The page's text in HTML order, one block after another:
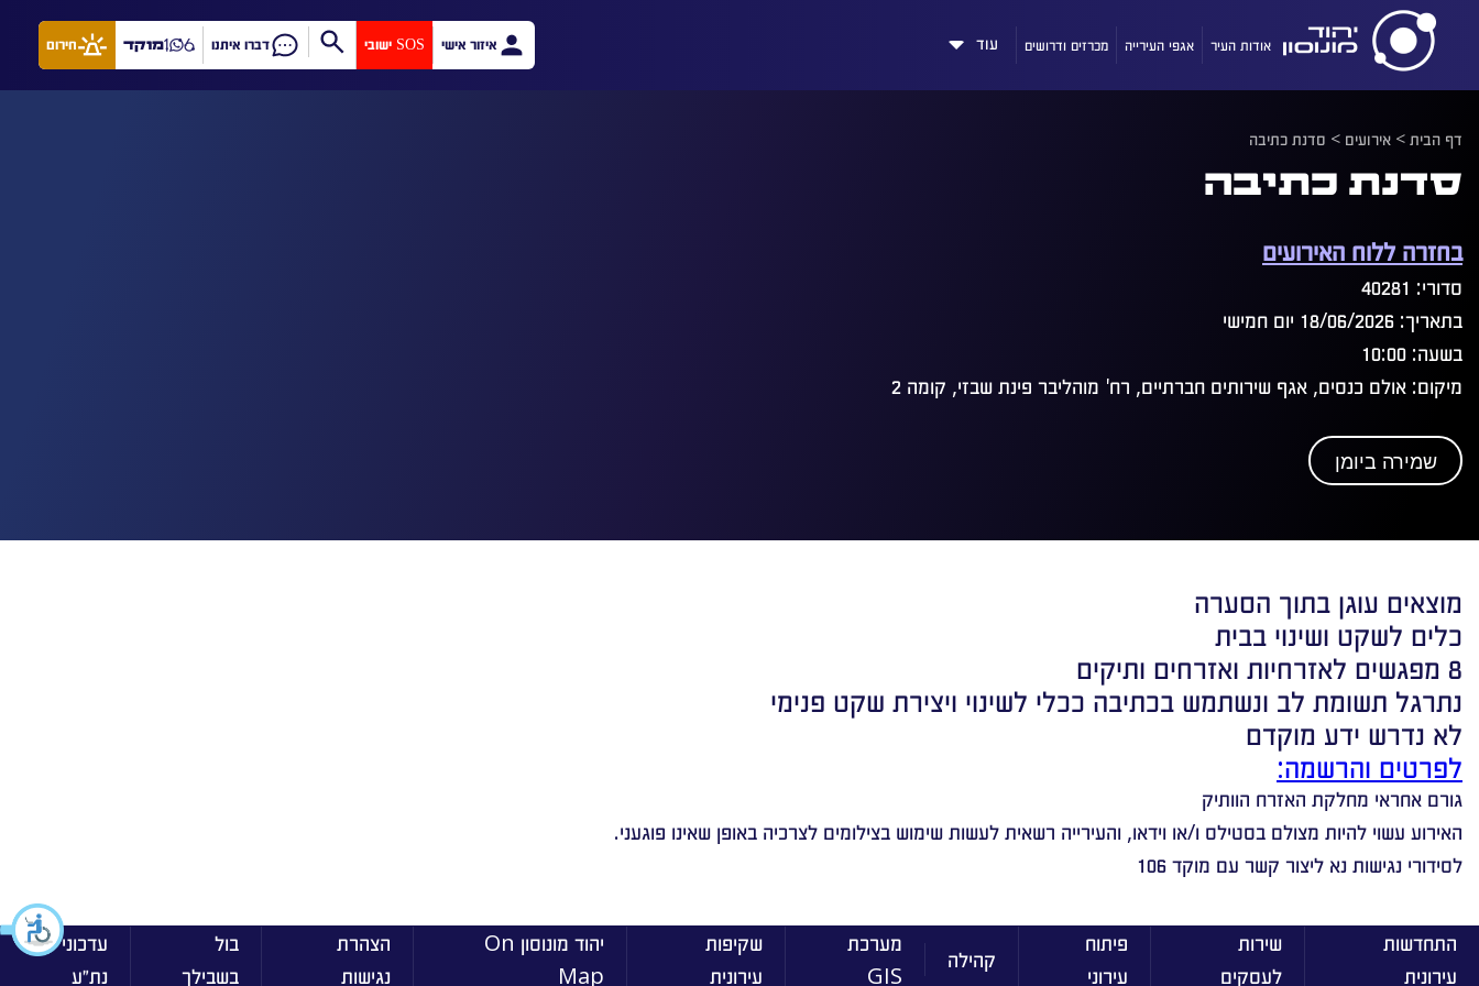
אודות העיר אגפי העירייה מכרזים ודרושים עוד איזור אישי SOS ישובי דברו איתנו מוקד חירום
דף הבית> אירועים > סדנת כתיבה
סדנת כתיבה
בחזרה ללוח האירועים
סדורי: 40281
בתאריך: 18/06/2026 יום חמישי
בשעה: 10:00
מיקום: אולם כנסים, אגף שירותים חברתיים, רח' מוהליבר פינת שבזי, קומה 2
שמירה ביומן
מוצאים עוגן בתוך הסערה
כלים לשקט ושינוי בבית
8 מפגשים לאזרחיות ואזרחים ותיקים
נתרגל תשומת לב ונשתמש בכתיבה ככלי לשינוי ויצירת שקט פנימי
לא נדרש ידע מוקדם
לפרטים והרשמה:
גורם אחראי מחלקת האזרח הוותיק
האירוע עשוי להיות מצולם בסטילס ו/או וידאו, והעירייה רשאית לעשות שימוש בצילומים לצרכיה באופן שאינו פוגעני.
לסידורי נגישות נא ליצור קשר עם מוקד 106
התחדשות
עירונית
שירות
לעסקים
פיתוח
עירוני
קהילה
מערכת
GIS
שקיפות
עירונית
יהוד מונוסון On
Map
הצהרת
נגישות
בול
בשבילך
עדכוני
נת״ע